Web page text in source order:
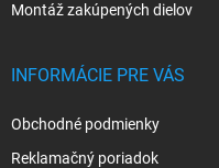
Montáž zakúpených dielov
INFORMÁCIE PRE VÁS
Obchodné podmienky
Reklamačný poriadok